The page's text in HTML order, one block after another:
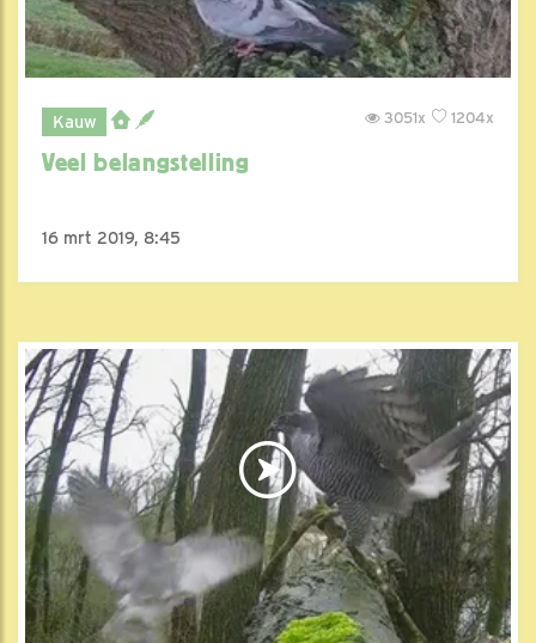
Kauw 1204x
3051x
Veel belangstelling
16 mrt 2019, 8:45